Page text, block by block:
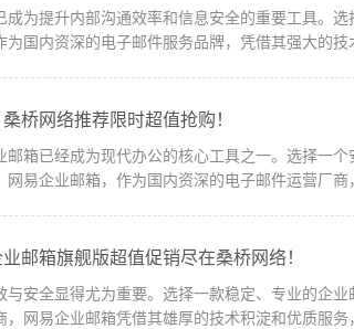
为提升内部沟通效率和信息安全的重要工具。
国内资深的电子邮件服务品牌，凭借其强大的
桥网络推荐限时超值抢购！
箱已经成为现代办公的核心工具之一。选择一
易企业邮箱，作为国内资深的电子邮件运营厂
邮箱旗舰版超值促销尽在桑桥网络！
安全显得尤为重要。选择一款稳定、专业的企
，网易企业邮箱凭借其雄厚的技术积淀和优质服